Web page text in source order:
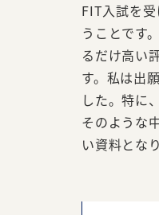
FIT入試を
うことです
るだけ高い
す。私は出
した。特に
そのような
い資料とな